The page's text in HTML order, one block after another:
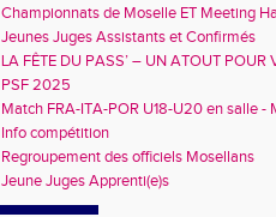
Championnats de Moselle ET Meeting
Jeunes Juges Assistants et Confirmés
LA FÊTE DU PASS’ – UN ATOUT POUR
PSF 2025
Match FRA-ITA-POR U18-U20 en salle -
Info compétition
Regroupement des officiels Mosellans
Jeune Juges Apprenti(e)s